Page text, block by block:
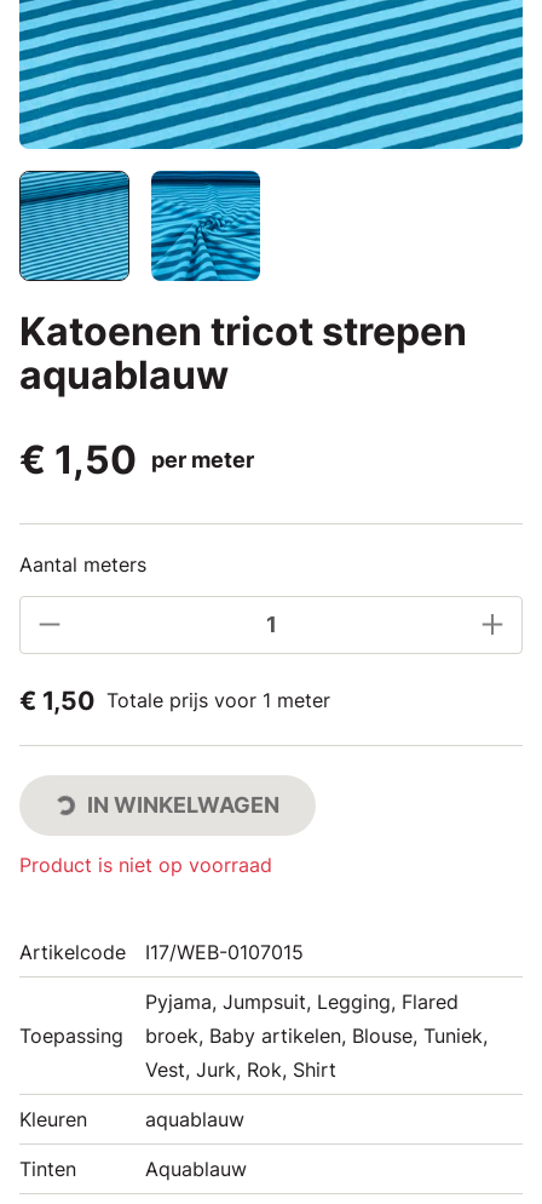
Katoenen tricot strepen
aquablauw
€ 1,50
per meter
Aantal meters
€ 1,50 Totale prijs voor 1 meter
IN WINKELWAGEN
Product is niet op voorraad
Artikelcode I17/WEB-0107015
Toepassing
Pyjama, Jumpsuit, Legging, Flared
broek, Baby artikelen, Blouse, Tuniek,
Vest, Jurk, Rok, Shirt
Kleuren aquablauw
Tinten Aquablauw